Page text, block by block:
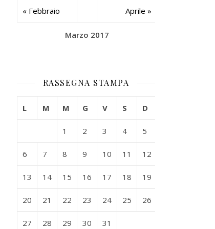
Marzo 2017
« Febbraio Aprile »
RASSEGNA STAMPA
L M M G V S D
1 2 3 4 5
6 7 8 9 10 11 12
13 14 15 16 17 18 19
20 21 22 23 24 25 26
27 28 29 30 31